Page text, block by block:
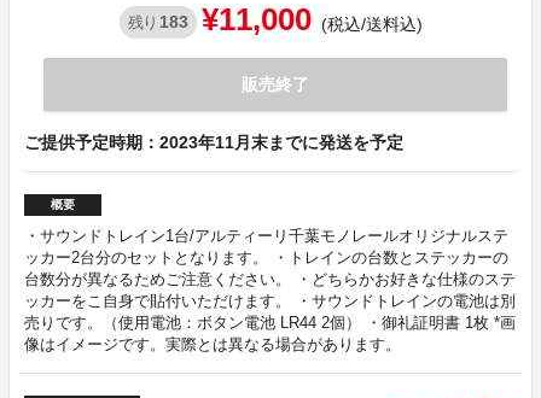
残り 183 ¥11,000 (税込/送料込)
販売終了
ご提供予定時期：2023年11月末までに発送を予定
概要
・サウンドトレイン1台/アルティーリ千葉モノレールオリジナルステ
ッカー2台分のセットとなります。 ・トレインの台数とステッカーの
台数分が異なるためご注意ください。 ・どちらかお好きな仕様のステ
ッカーをこ自身で貼付いただけます。 ・サウンドトレインの電池は別
売りです。（使用電池：ボタン電池 LR44 2個） ・御礼証明書 1枚 *画
像はイメージです。実際とは異なる場合があります。